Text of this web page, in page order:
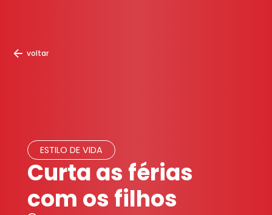
voltar
ESTILO DE VIDA
Curta as férias
com os filhos